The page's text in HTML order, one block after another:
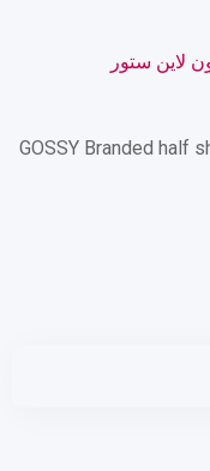
GOSSY Branded half